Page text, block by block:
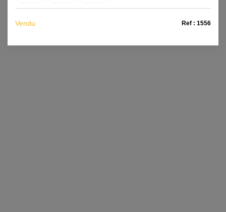
Vendu Ref : 1556